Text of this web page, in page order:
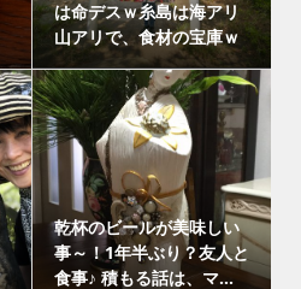
は命デスｗ糸島は海アリ
山アリで、食材の宝庫ｗ
乾杯のビールが美味しい
事～！1年半ぶり？友人と
食事♪ 積もる話は、マ...